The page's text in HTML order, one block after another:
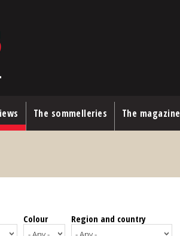
The sommelleries The magazine
Colour Region and country